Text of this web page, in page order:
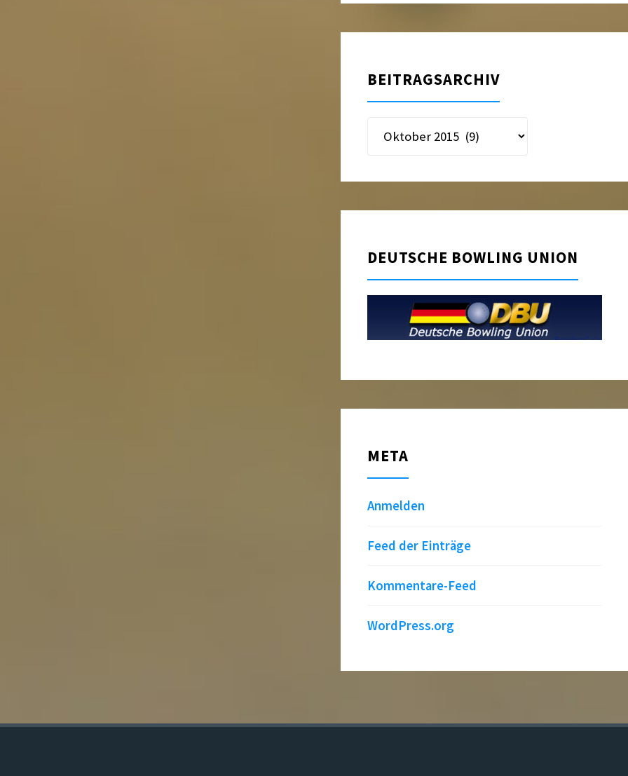
BEITRAGSARCHIV
Beitragsarchiv
DEUTSCHE BOWLING UNION
META
Anmelden
Feed der Einträge
Kommentare-Feed
WordPress.org